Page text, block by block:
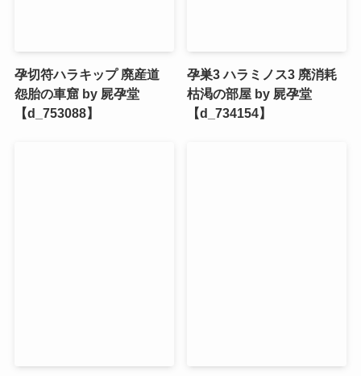
孕切符ハラキップ 廃産道
怨胎の車窟 by 屍孕堂
【d_753088】
孕巣3 ハラミノス3 廃消耗
枯渇の部屋 by 屍孕堂
【d_734154】